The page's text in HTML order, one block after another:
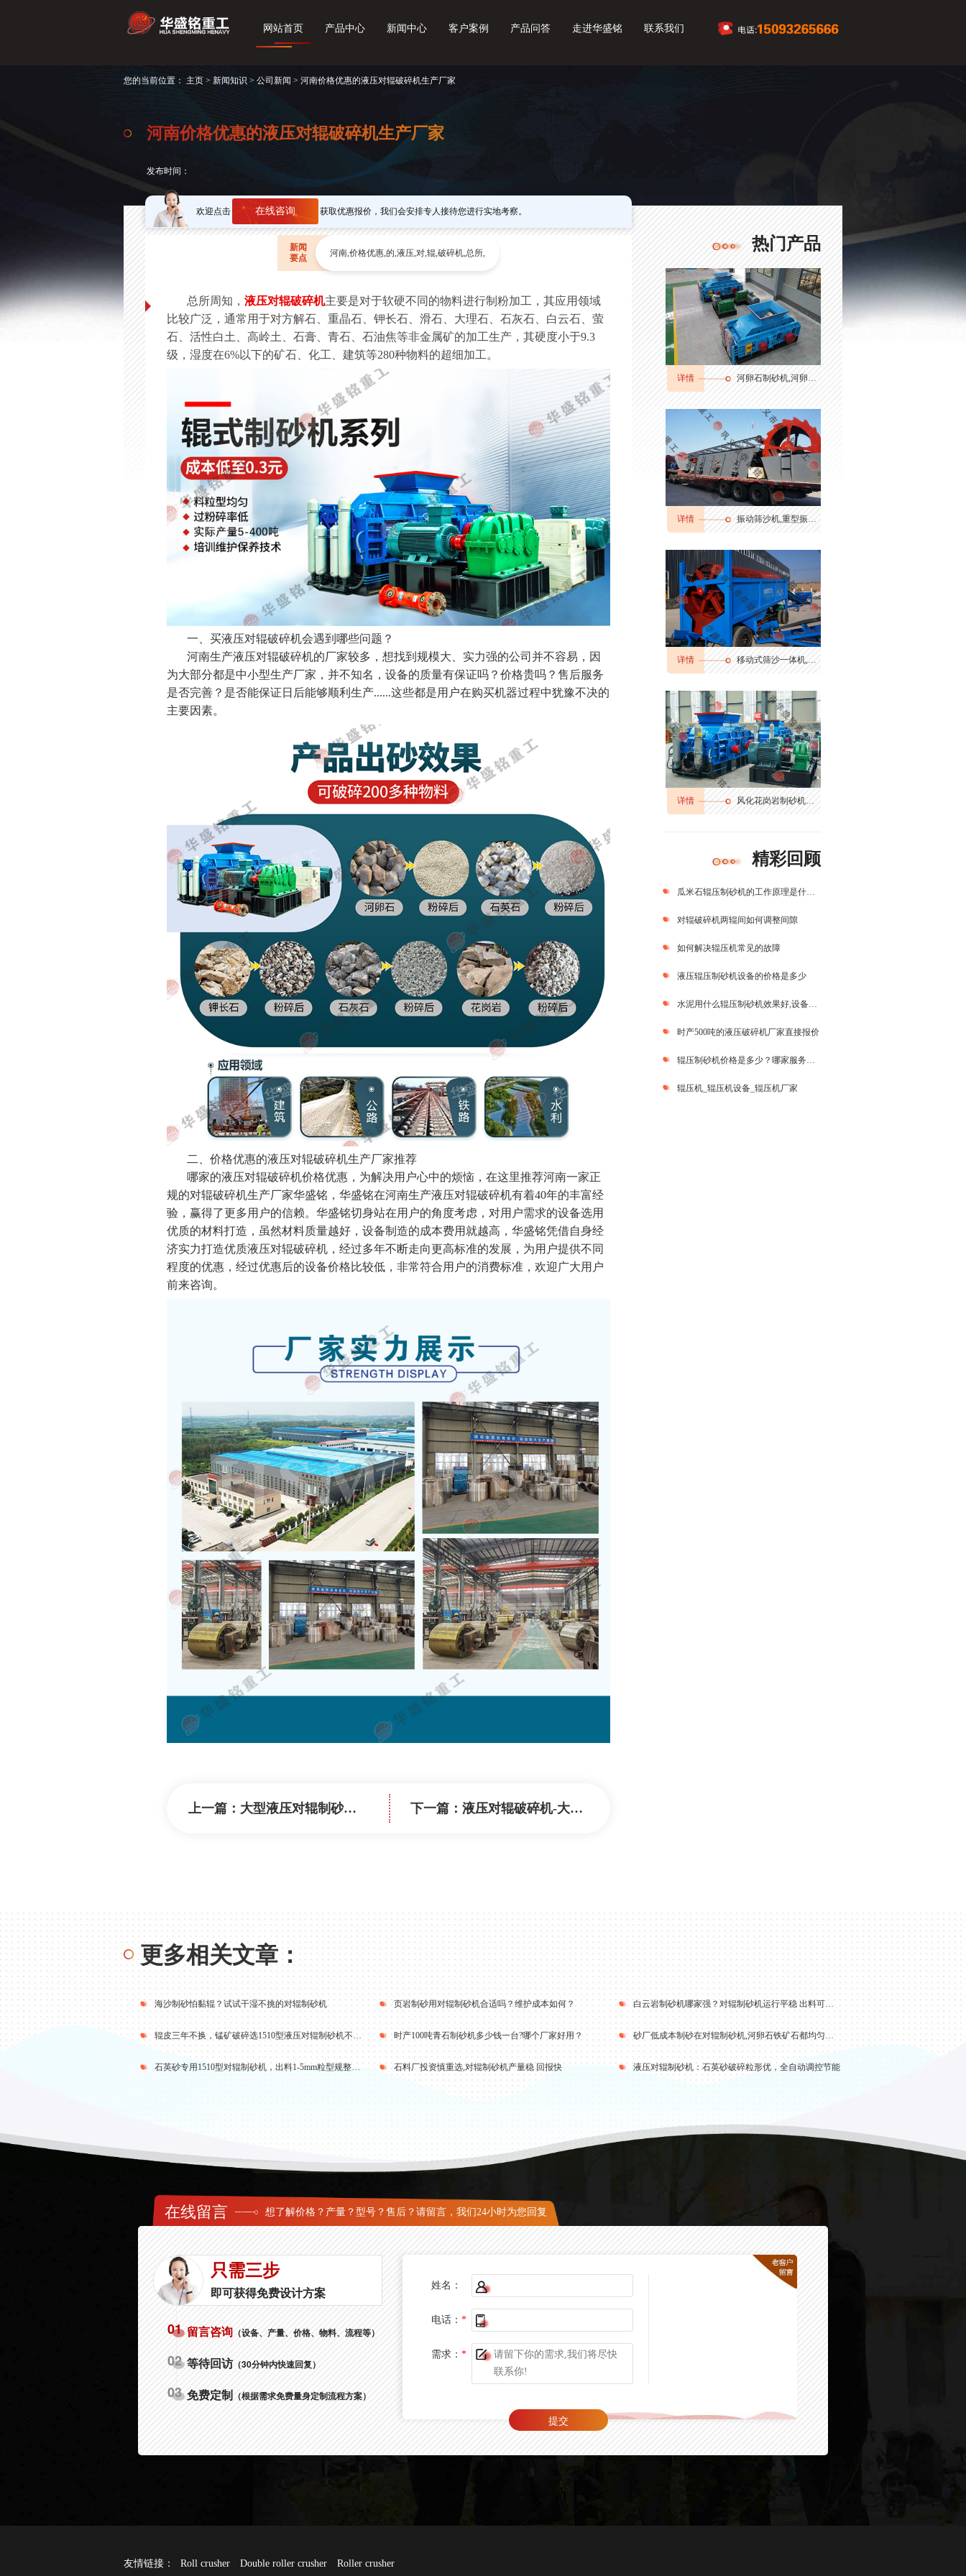
网站首页 产品中心 新闻中心 客户案例 产品问答 走进华盛铭 联系我们
您的当前位置： 主页 > 新闻知识 > 公司新闻 > 河南价格优惠的液压对辊破碎机生产厂家
河南价格优惠的液压对辊破碎机生产厂家
发布时间：
欢迎点击 在线咨询 获取优惠报价，我们会安排专人接待您进行实地考察。
新闻
要点
河南,价格优惠,的,液压,对,辊,破碎机,总所,
总所周知， 液压对辊破碎机主要是对于软硬不同的物料进行制粉加工，其应用领域
比较广泛，通常用于对方解石、重晶石、钾长石、滑石、大理石、石灰石、白云石、萤
石、活性白土、高岭土、石膏、青石、石油焦等非金属矿的加工生产，其硬度小于9.3
级，湿度在6%以下的矿石、化工、建筑等280种物料的超细加工。
一、买液压对辊破碎机会遇到哪些问题？
河南生产液压对辊破碎机的厂家较多，想找到规模大、实力强的公司并不容易，因
为大部分都是中小型生产厂家，并不知名，设备的质量有保证吗？价格贵吗？售后服务
是否完善？是否能保证日后能够顺利生产......这些都是用户在购买机器过程中犹豫不决的
主要因素。
二、价格优惠的液压对辊破碎机生产厂家推荐
哪家的液压对辊破碎机价格优惠，为解决用户心中的烦恼，在这里推荐河南一家正
规的对辊破碎机生产厂家华盛铭，华盛铭在河南生产液压对辊破碎机有着40年的丰富经
验，赢得了更多用户的信赖。华盛铭切身站在用户的角度考虑，对用户需求的设备选用
优质的材料打造，虽然材料质量越好，设备制造的成本费用就越高，华盛铭凭借自身经
济实力打造优质液压对辊破碎机，经过多年不断走向更高标准的发展，为用户提供不同
程度的优惠，经过优惠后的设备价格比较低，非常符合用户的消费标准，欢迎广大用户
前来咨询。
上一篇： 大型液压对辊制砂机生产厂家 下一篇： 液压对辊破碎机-大型液压对辊机的实力厂家
热门产品
详情 河卵石制砂机,河卵石制砂机厂家,河卵石制砂机价格
详情 振动筛沙机,重型振动筛,振动筛分机
详情 移动式筛沙一体机,筛分输送一体机
详情 风化花岗岩制砂机多少钱,花岗岩边角料制砂机,花岗岩制砂机生产视频
精彩回顾
瓜米石辊压制砂机的工作原理是什么？
对辊破碎机两辊间如何调整间隙
如何解决辊压机常见的故障
液压辊压制砂机设备的价格是多少
水泥用什么辊压制砂机效果好,设备报价是多少?
时产500吨的液压破碎机厂家直接报价
辊压制砂机价格是多少？哪家服务好？
辊压机_辊压机设备_辊压机厂家
更多相关文章：
海沙制砂怕黏辊？试试干湿不挑的对辊制砂机 页岩制砂用对辊制砂机合适吗？维护成本如何？ 白云岩制砂机哪家强？对辊制砂机运行平稳 出料可调脱颖而出
辊皮三年不换，锰矿破碎选1510型液压对辊制砂机不卡机 产能翻倍 时产100吨青石制砂机多少钱一台?哪个厂家好用？ 砂厂低成本制砂在对辊制砂机,河卵石铁矿石都均匀出料
石英砂专用1510型对辊制砂机，出料1-5mm粒型规整稳定 石料厂投资慎重选,对辊制砂机产量稳 回报快 液压对辊制砂机：石英砂破碎粒形优，全自动调控节能
在线留言 想了解价格？产量？型号？售后？请留言，我们24小时为您回复
只需三步
即可获得免费设计方案
01 留言咨询（设备、产量、价格、物料、流程等）
02 等待回访（30分钟内快速回复）
03 免费定制（根据需求免费量身定制流程方案）
姓名：
电话： *
需求： *
友情链接： Roll crusher Double roller crusher Roller crusher